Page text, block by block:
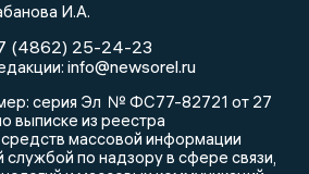
И.А.
(4862) 25-24-23
info@newsorel.ru
серия Эл № ФС77-82721 от 27
выписке из реестра
массовой информации
по надзору в сфере связи,